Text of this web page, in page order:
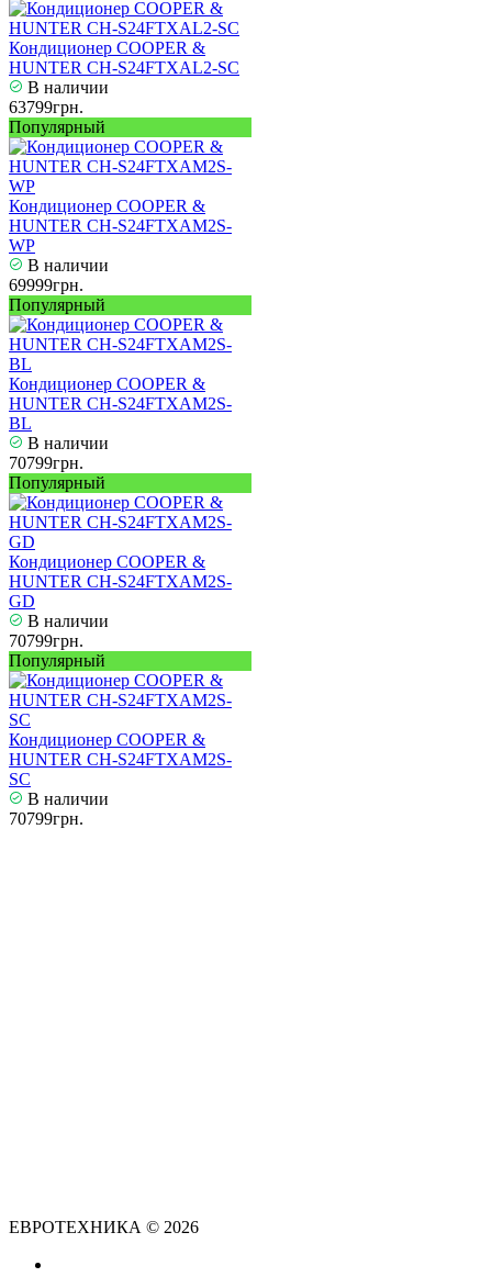
Кондиционер COOPER &
HUNTER CH-S24FTXAL2-SC
В наличии
63799грн.
Популярный
Кондиционер COOPER &
HUNTER CH-S24FTXAM2S-
WP
В наличии
69999грн.
Популярный
Кондиционер COOPER &
HUNTER CH-S24FTXAM2S-
BL
В наличии
70799грн.
Популярный
Кондиционер COOPER &
HUNTER CH-S24FTXAM2S-
GD
В наличии
70799грн.
Популярный
Кондиционер COOPER &
HUNTER CH-S24FTXAM2S-
SC
В наличии
70799грн.
ЕВРОТЕХНИКА © 2026